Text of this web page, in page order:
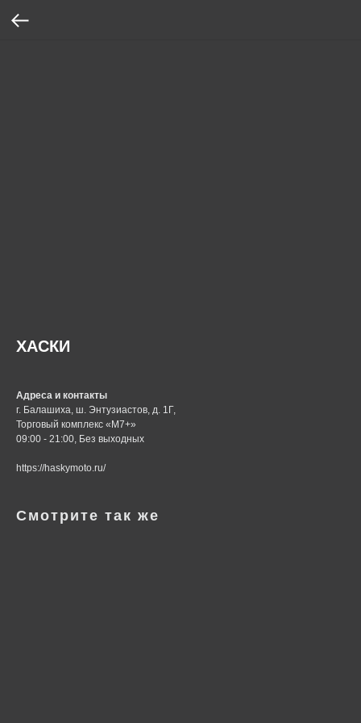
ХАСКИ
Адреса и контакты
г. Балашиха, ш. Энтузиастов, д. 1Г,
Торговый комплекс «М7+»
09:00 - 21:00, Без выходных
https://haskymoto.ru/
Смотрите так же